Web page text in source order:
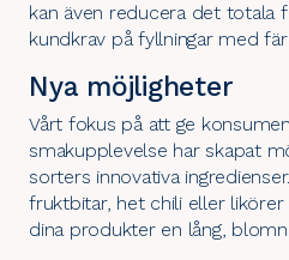
kan även reducera det totala
kundkrav på fyllningar med
Nya möjligheter
Vårt fokus på att ge
smakupplevelse har skapat
sorters innovativa
fruktbitar, het chili eller
dina produkter en lång,